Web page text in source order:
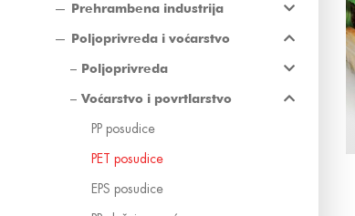
Prehrambena industrija
Poljoprivreda i voćarstvo
Poljoprivreda
Voćarstvo i povrtlarstvo
PP posudice
PET posudice
EPS posudice